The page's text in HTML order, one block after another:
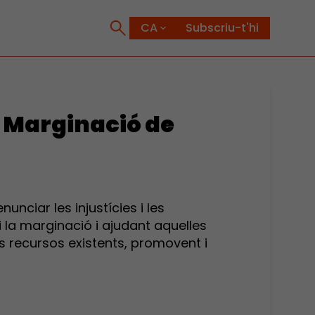
Subscriu-t'hi
de
les injustícies i les
marginació i ajudant aquelles
recursos existents, promovent i